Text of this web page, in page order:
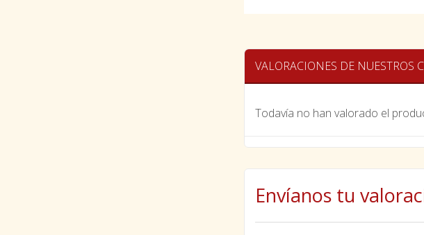
VALORACIONES DE NUESTROS
Todavía no han valorado el
Envíanos tu